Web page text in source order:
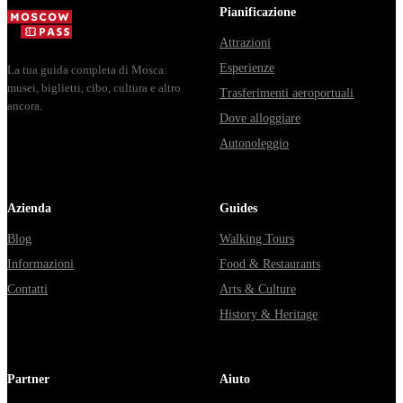
Владими...
La tua guida completa di Mosca:
musei, biglietti, cibo, cultura e altro
ancora.
Pianificazione
Attrazioni
Esperienze
Trasferimenti aeroportuali
Dove alloggiare
Autonoleggio
Azienda
Blog
Informazioni
Contatti
Guides
Walking Tours
Food & Restaurants
Arts & Culture
History & Heritage
Partner Aiuto